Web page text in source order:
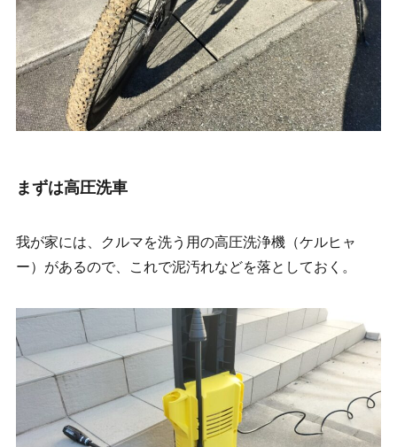
まずは高圧洗車
我が家には、クルマを洗う用の高圧洗浄機（ケルヒャ
ー）があるので、これで泥汚れなどを落としておく。